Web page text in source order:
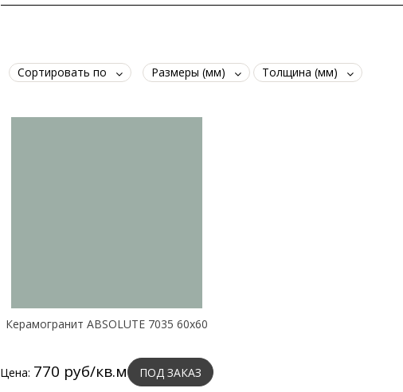
Сортировать по Размеры (мм) Толщина (мм)
Керамогранит ABSOLUTE 7035 60х60
Цена: 770 руб/кв.м ПОД ЗАКАЗ